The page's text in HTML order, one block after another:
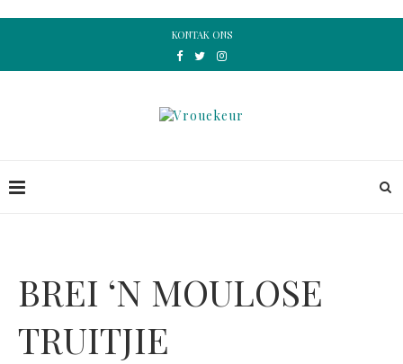
KONTAK ONS
BREI ‘N MOULOSE
TRUITJIE